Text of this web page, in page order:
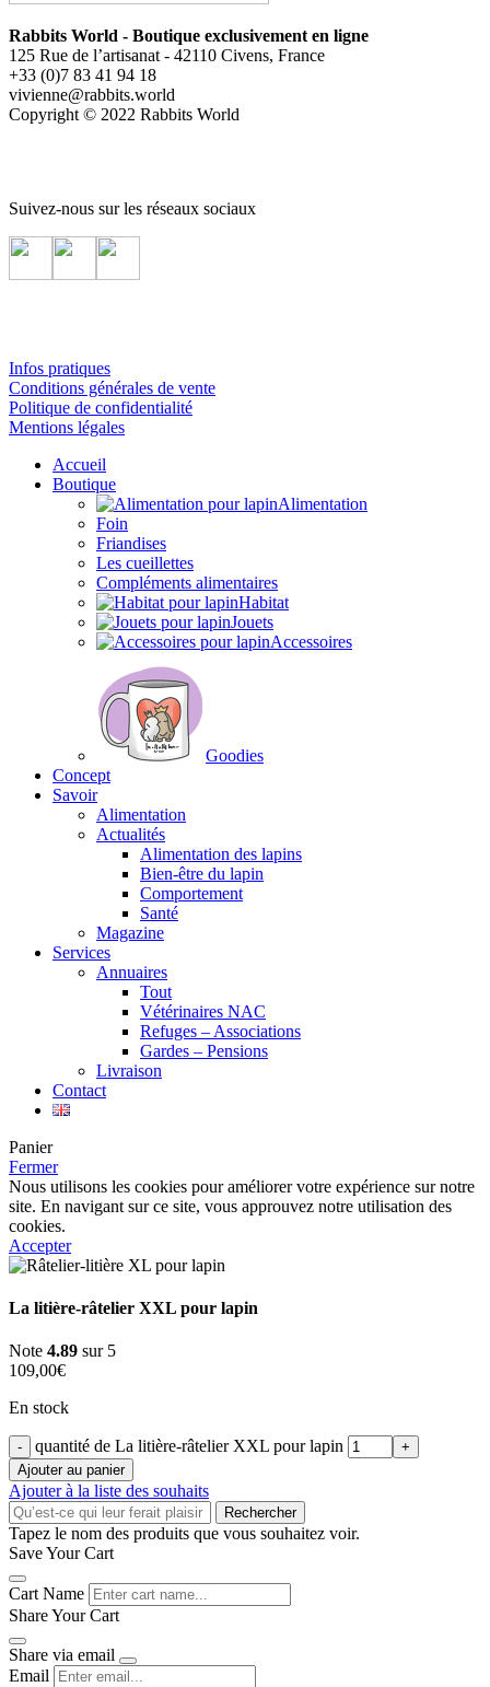
Rabbits World - Boutique exclusivement en ligne
125 Rue de l’artisanat - 42110 Civens, France
+33 (0)7 83 41 94 18
vivienne@rabbits.world
Copyright © 2022 Rabbits World
Suivez-nous sur les réseaux sociaux
Infos pratiques
Conditions générales de vente
Politique de confidentialité
Mentions légales
Accueil
Boutique
Alimentation
Foin
Friandises
Les cueillettes
Compléments alimentaires
Habitat
Jouets
Accessoires
Goodies
Concept
Savoir
Alimentation
Actualités
Alimentation des lapins
Bien-être du lapin
Comportement
Santé
Magazine
Services
Annuaires
Tout
Vétérinaires NAC
Refuges – Associations
Gardes – Pensions
Livraison
Contact
Panier
Fermer
Nous utilisons les cookies pour améliorer votre expérience sur notre
site. En navigant sur ce site, vous approuvez notre utilisation des
cookies.
Accepter
La litière-râtelier XXL pour lapin
Note 4.89 sur 5
109,00€
En stock
quantité de La litière-râtelier XXL pour lapin
Ajouter au panier
Ajouter à la liste des souhaits
Rechercher
Tapez le nom des produits que vous souhaitez voir.
Save Your Cart
Cart Name
Share Your Cart
Share via email
Email